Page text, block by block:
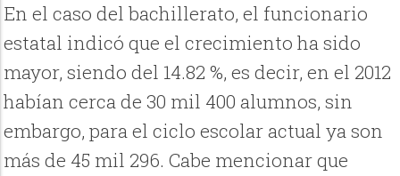
En el caso del bachillerato, el funcionario
estatal indicó que el crecimiento ha sido
mayor, siendo del 14.82 %, es decir, en el 2012
habían cerca de 30 mil 400 alumnos, sin
embargo, para el ciclo escolar actual ya son
más de 45 mil 296. Cabe mencionar que